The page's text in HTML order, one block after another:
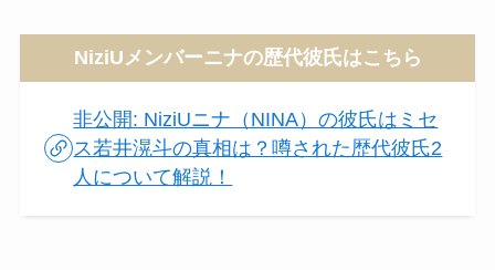
NiziUメンバーニナの歴代彼氏はこちら
非公開: NiziUニナ（NINA）の彼氏はミセ
ス若井滉斗の真相は？噂された歴代彼氏2
人について解説！